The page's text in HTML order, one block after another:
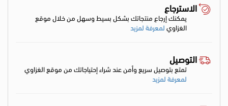
الاسترجاع
يمكنك إرجاع منتجاتك بشكل بسيط وسهل من خلال موقع
الغزاويلمعرفة لمزيد
التوصيل
تمتع بتوصيل سريع وأمن عند شراء إحتياجاتك من موقع الغزاوي
لمعرفة لمزيد